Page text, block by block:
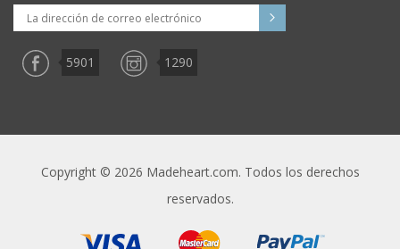
5901 1290
Copyright © 2026 Madeheart.com. Todos los derechos
reservados.